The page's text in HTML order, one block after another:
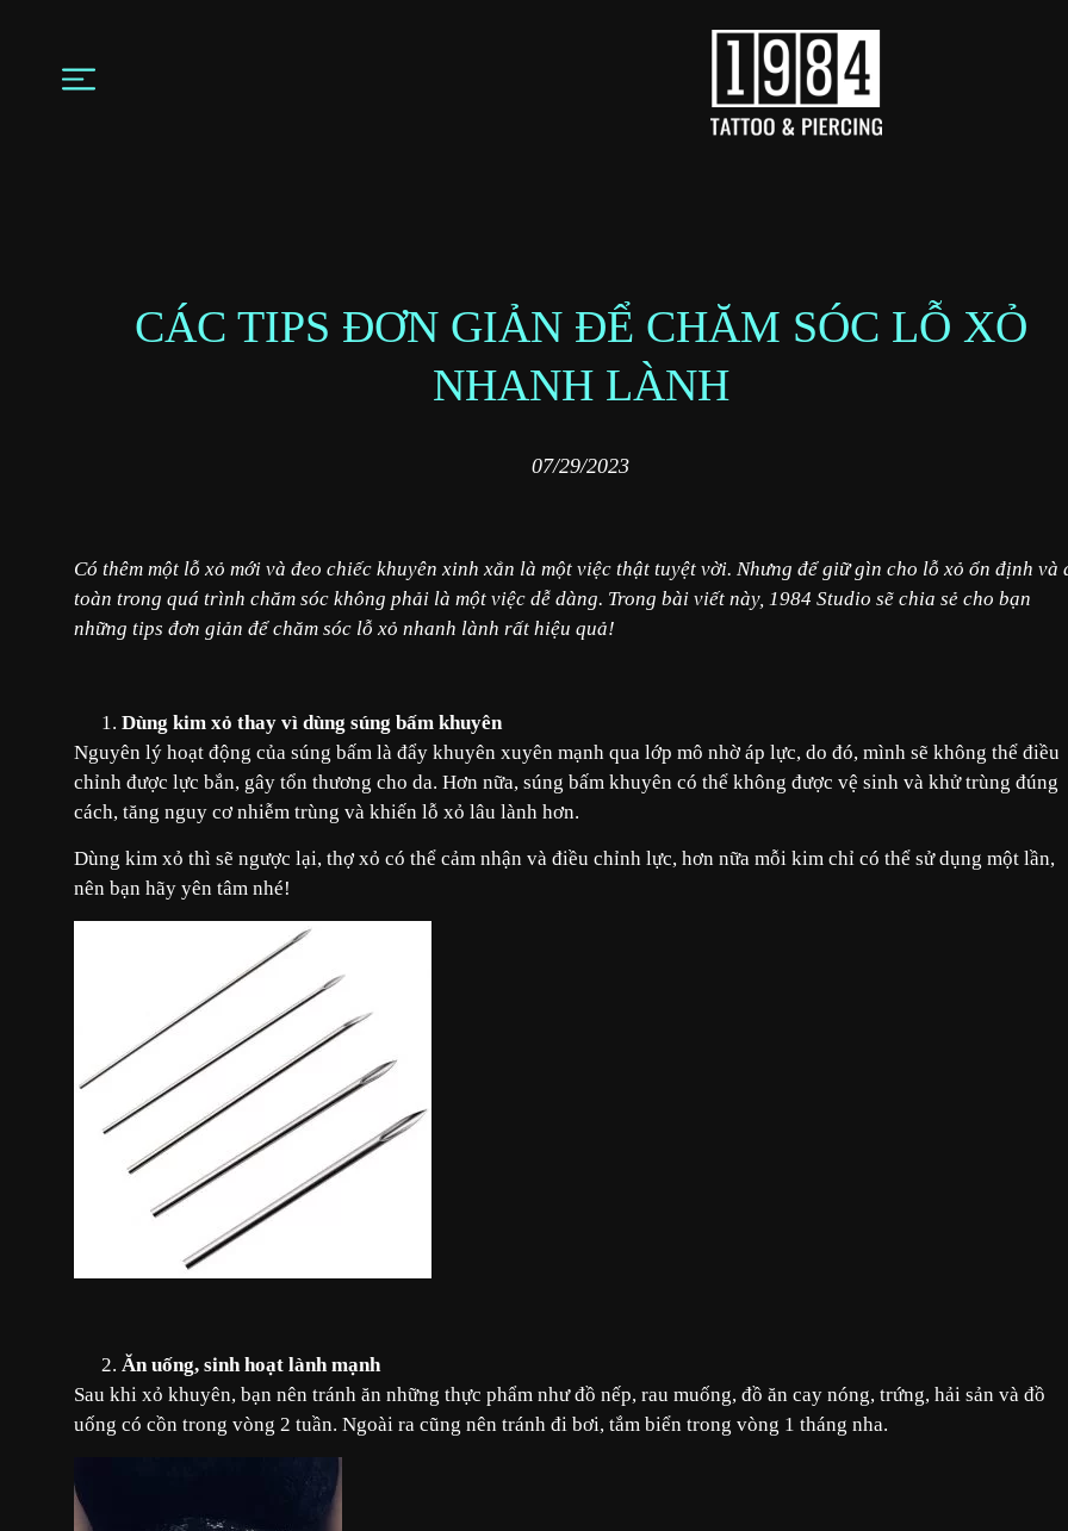
CÁC TIPS ĐƠN GIẢN ĐỂ CHĂM SÓC LỖ XỎ
NHANH LÀNH
07/29/2023
Có thêm một lỗ xỏ mới và đeo chiếc khuyên xinh xắn là một việc thật tuyệt vời. Nhưng để giữ gìn cho lỗ xỏ ổn định và
toàn trong quá trình chăm sóc không phải là một việc dễ dàng. Trong bài viết này, 1984 Studio sẽ chia sẻ cho bạn
những tips đơn giản để chăm sóc lỗ xỏ nhanh lành rất hiệu quả!
Dùng kim xỏ thay vì dùng súng bấm khuyên
Nguyên lý hoạt động của súng bấm là đẩy khuyên xuyên mạnh qua lớp mô nhờ áp lực, do đó, mình sẽ không thể điều
chỉnh được lực bắn, gây tổn thương cho da. Hơn nữa, súng bấm khuyên có thể không được vệ sinh và khử trùng đúng
cách, tăng nguy cơ nhiễm trùng và khiến lỗ xỏ lâu lành hơn.
Dùng kim xỏ thì sẽ ngược lại, thợ xỏ có thể cảm nhận và điều chỉnh lực, hơn nữa mỗi kim chỉ có thể sử dụng một lần,
nên bạn hãy yên tâm nhé!
Ăn uống, sinh hoạt lành mạnh
Sau khi xỏ khuyên, bạn nên tránh ăn những thực phẩm như đồ nếp, rau muống, đồ ăn cay nóng, trứng, hải sản và đồ
uống có cồn trong vòng 2 tuần. Ngoài ra cũng nên tránh đi bơi, tắm biển trong vòng 1 tháng nha.